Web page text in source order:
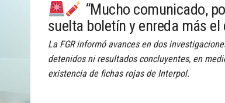
“Mucho comunicado,
suelta boletín y enreda más
La FGR informó avances en dos
detenidos ni resultados concluyentes, en
existencia de fichas rojas de Interpol.